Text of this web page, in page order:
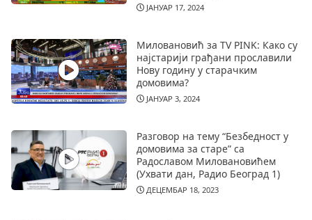
ЈАНУАР 17, 2024
Миловановић за TV PINK: Како су
најстарији грађани прославили
Нову годину у старачким
домовима?
ЈАНУАР 3, 2024
Разговор на тему “Безбедност у
домовима за старе” са
Радославом Миловановићем
(Ухвати дан, Радио Београд 1)
ДЕЦЕМБАР 18, 2023